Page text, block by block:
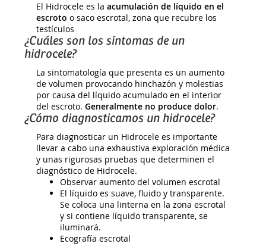
El Hidrocele es la acumulación de líquido en el
escroto o saco escrotal, zona que recubre los
testículos
¿Cuáles son los síntomas de un
hidrocele?
La sintomatología que presenta es un aumento
de volumen provocando hinchazón y molestias
por causa del líquido acumulado en el interior
del escroto. Generalmente no produce dolor.
¿Cómo diagnosticamos un hidrocele?
Para diagnosticar un Hidrocele es importante
llevar a cabo una exhaustiva exploración médica
y unas rigurosas pruebas que determinen el
diagnóstico de Hidrocele.
Observar aumento del volumen escrotal
El líquido es suave, fluido y transparente.
Se coloca una linterna en la zona escrotal
y si contiene líquido transparente, se
iluminará.
Ecografía escrotal